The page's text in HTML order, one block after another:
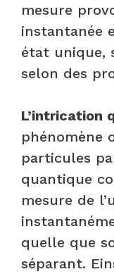
mesure
instantanée
état unique,
selon des
L’intrication
phénomène
particules
quantique
mesure de
quelle que
séparant.